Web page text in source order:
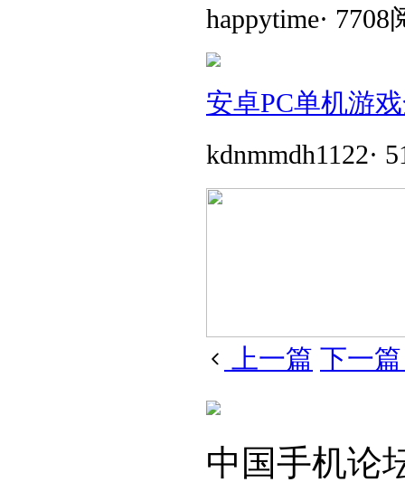
happytime· 7708
安卓PC单机游
kdnmmdh1122·
上一篇 下一
中国手机论